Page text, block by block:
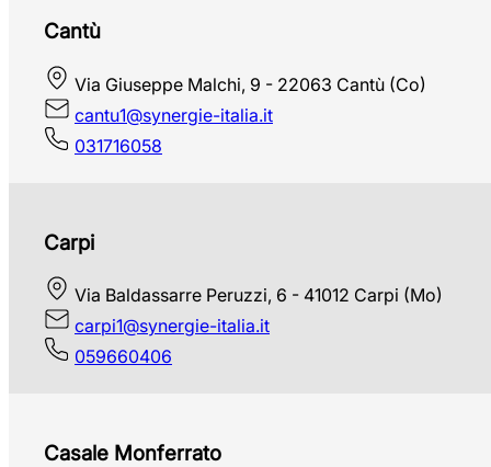
Cantù
Via Giuseppe Malchi, 9 - 22063 Cantù (Co)
cantu1@synergie-italia.it
031716058
Carpi
Via Baldassarre Peruzzi, 6 - 41012 Carpi (Mo)
carpi1@synergie-italia.it
059660406
Casale Monferrato